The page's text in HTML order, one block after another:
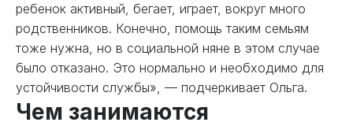
ребенок активный, бегает, играет, вокруг много
родственников. Конечно, помощь таким семьям
тоже нужна, но в социальной няне в этом случае
было отказано. Это нормально и необходимо для
устойчивости службы», — подчеркивает Ольга.
Чем занимаются